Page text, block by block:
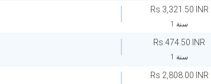
Rs 3,321.50 INR
1 سنة
Rs 474.50 INR
1 سنة
Rs 2,808.00 INR